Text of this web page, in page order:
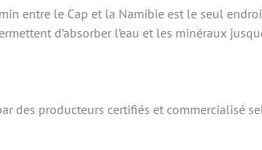
entre le Cap et la Namibie est le seul
d’absorber l’eau et les minéraux
des producteurs certifiés et commercialisé